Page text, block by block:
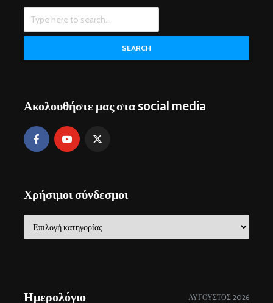
SEARCH
Ακολουθήστε μας στα social media
Χρήσιμοι σύνδεσμοι
σύνδεσμοι
Ημερολόγιο ΑΎΓΟΥΣΤΟΣ 2026